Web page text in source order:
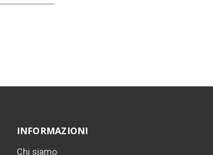
INFORMAZIONI
Chi siamo